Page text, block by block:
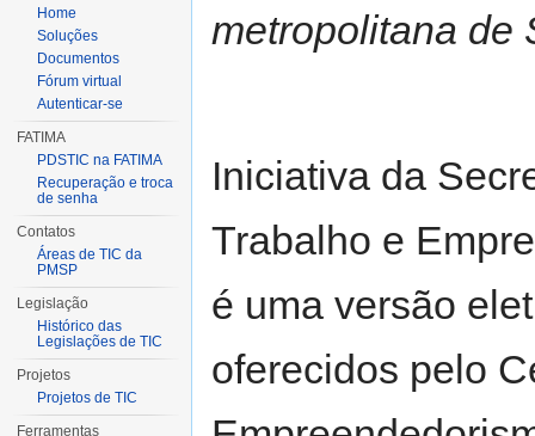
metropolitana de
Iniciativa da
Trabalho e
é uma versão
oferecidos pelo
Home
Soluções
Documentos
Fórum virtual
Autenticar-se
FATIMA
PDSTIC na FATIMA
Recuperação e troca
de senha
Contatos
Áreas de TIC da
PMSP
Legislação
Histórico das
Legislações de TIC
Projetos
Projetos de TIC
Ferramentas